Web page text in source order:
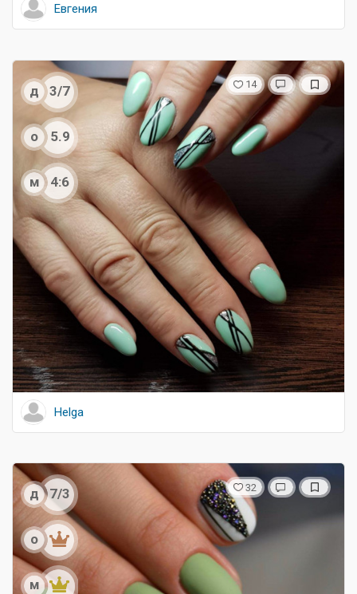
Евгения
д 3/7
о 5.9
м 4:6
14
Helga
д 7/3
о
м
32